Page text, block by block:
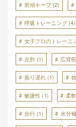
前傾キープ(2)
呼吸トレーニング (4)
女子プロのトレーニ
左肘 (1) 広背筋
振り遅れ (1)
敏捷性 (1) 柔
歩行 (1) 水分